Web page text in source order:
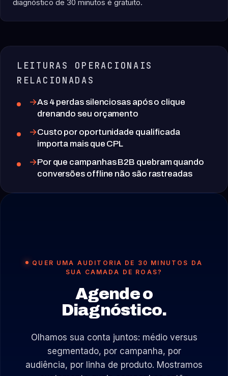
diagnóstico de 30 minutos é gratuito.
LEITURAS OPERACIONAIS
RELACIONADAS
As 4 perdas silenciosas após o clique
drenando seu orçamento
Custo por oportunidade qualificada
importa mais que CPL
Por que campanhas B2B quebram quando
conversões offline não são rastreadas
QUER UMA AUDITORIA DE 30 MINUTOS DA
SUA CAMADA DE ROAS?
Agende o
Diagnóstico.
Olhamos sua conta juntos: médio versus
segmentado, por campanha, por
audiência, por linha de produto. Mostramos